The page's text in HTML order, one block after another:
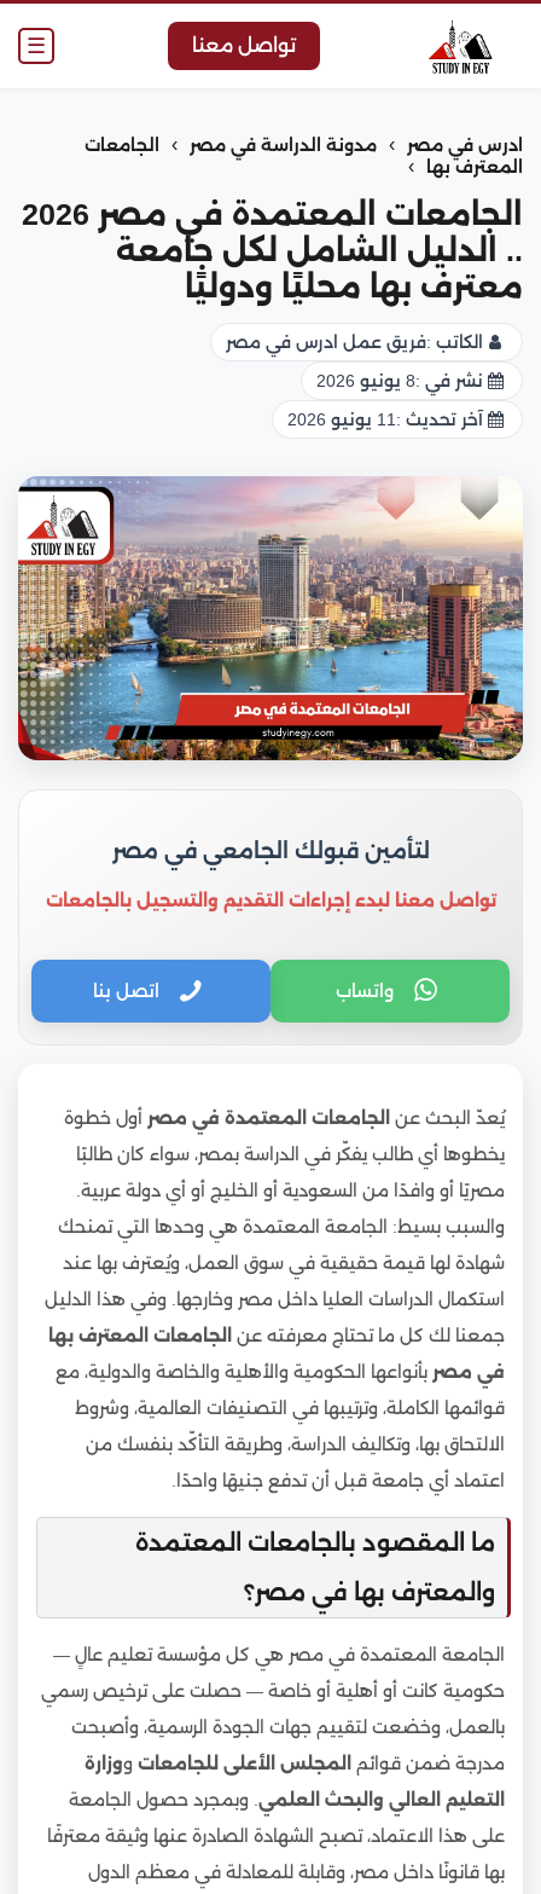
☰ تواصل معنا
ادرس في مصر › مدونة الدراسة في مصر ›
الجامعات
المعترف بها
›
الجامعات المعتمدة في مصر 2026
.. الدليل الشامل لكل جامعة
معترف بها محليًا ودوليًا
الكاتب :فريق عمل ادرس في مصر
نشر في :8 يونيو 2026
آخر تحديث : 11 يونيو 2026
لتأمين قبولك الجامعي في مصر
تواصل معنا لبدء إجراءات التقديم والتسجيل بالجامعات
واتساب اتصل بنا
يُعدّ البحث عن الجامعات المعتمدة في مصر أول خطوة
يخطوها أي طالب يفكّر في الدراسة بمصر، سواء كان طالبًا
مصريًا أو وافدًا من السعودية أو الخليج أو أي دولة عربية.
والسبب بسيط: الجامعة المعتمدة هي وحدها التي تمنحك
شهادة لها قيمة حقيقية في سوق العمل، ويُعترف بها عند
استكمال الدراسات العليا داخل مصر وخارجها. وفي هذا الدليل
جمعنا لك كل ما تحتاج معرفته عن
الجامعات المعترف بها
في مصر بأنواعها الحكومية والأهلية والخاصة والدولية، مع
قوائمها الكاملة، وترتيبها في التصنيفات العالمية، وشروط
الالتحاق بها، وتكاليف الدراسة، وطريقة التأكّد بنفسك من
اعتماد أي جامعة قبل أن تدفع جنيهًا واحدًا.
ما المقصود بالجامعات المعتمدة
والمعترف بها في مصر؟
الجامعة المعتمدة في مصر هي كل مؤسسة تعليم عالٍ —
حكومية كانت أو أهلية أو خاصة — حصلت على ترخيص رسمي
بالعمل، وخضعت لتقييم جهات الجودة الرسمية، وأصبحت
مدرجة ضمن قوائم
المجلس الأعلى للجامعات ووزارة
التعليم العالي والبحث العلمي . وبمجرد حصول الجامعة
على هذا الاعتماد، تصبح الشهادة الصادرة عنها وثيقة معترفًا
بها قانونًا داخل مصر، وقابلة للمعادلة في معظم الدول